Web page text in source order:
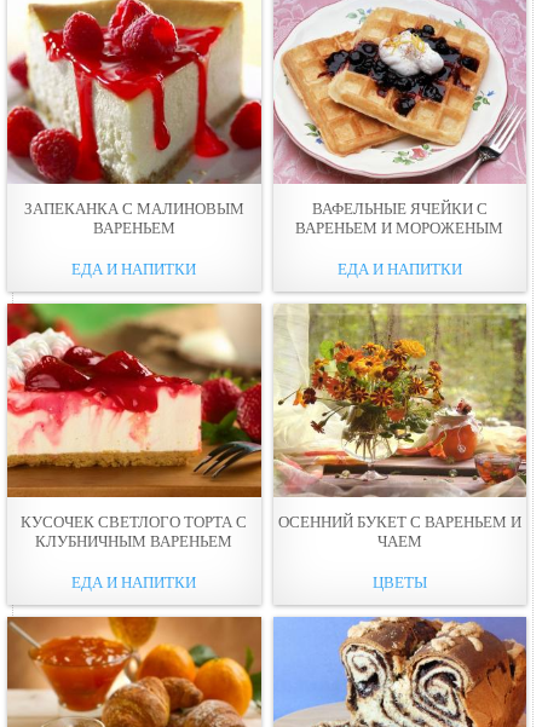
ЗАПЕКАНКА С МАЛИНОВЫМ
ВАРЕНЬЕМ
ЕДА И НАПИТКИ
ВАФЕЛЬНЫЕ ЯЧЕЙКИ С
ВАРЕНЬЕМ И МОРОЖЕНЫМ
ЕДА И НАПИТКИ
КУСОЧEК СВЕТЛОГО ТОРТА С
КЛУБНИЧНЫМ ВАРЕНЬЕМ
ЕДА И НАПИТКИ
ОСЕННИЙ БУКЕТ С ВАРЕНЬЕМ И
ЧАЕМ
ЦВЕТЫ